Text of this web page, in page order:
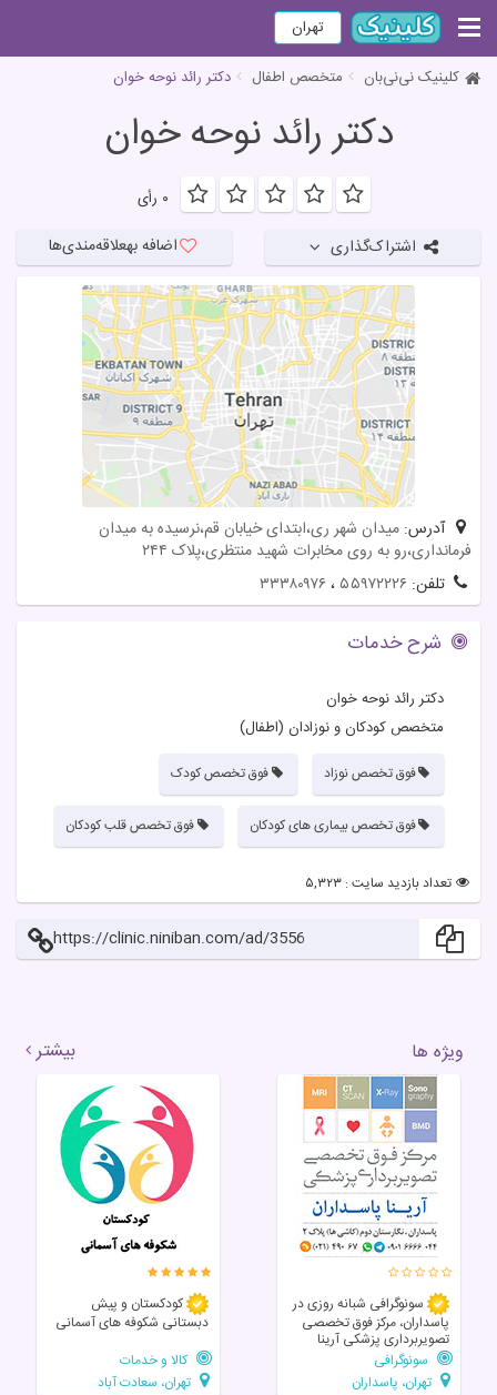
تهران
کلینیک نی‌نی‌بان متخصص اطفال دکتر رائد نوحه خوان
دکتر رائد نوحه خوان
۰ رأی
اشتراک‌گذاری اضافه بهعلاقه‌مندی‌ها
آدرس: میدان شهر ری،ابتدای خیابان قم،نرسیده به میدان
فرمانداری،رو به روی مخابرات شهید منتظری،پلاک ۲۴۴
تلفن: ۵۵۹۷۲۲۲۶،۳۳۳۸۰۹۷۶
شرح خدمات
دکتر رائد نوحه خوان
متخصص کودکان و نوزادان (اطفال)
فوق تخصص نوزاد فوق تخصص کودک
فوق تخصص بیماری های کودکان فوق تخصص قلب کودکان
تعداد بازدید سایت : ۵,۳۲۳
https://clinic.niniban.com/ad/3556
ویژه ها بیشتر
سونوگرافی شبانه روزی در
پاسداران، مرکز فوق تخصصی
تصویربرداری پزشکی آرینا
سونوگرافی
تهران، پاسداران
کودکستان و پیش
دبستانی شکوفه های آسمانی
کالا و خدمات
تهران، سعادت آباد